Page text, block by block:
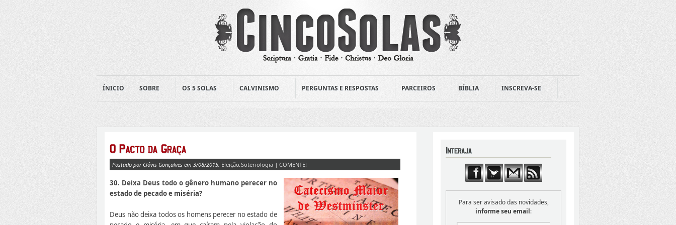
ÍNICIO SOBRE OS 5 SOLAS CALVINISMO PERGUNTAS E RESPOSTAS PARCEIROS BÍBLIA INSCREVA-SE
Para ser avisado das novidades,
informe seu email:
Postado por Clóvis Gonçalves em 3/08/2015. Eleição,Soteriologia | COMENTE!
30. Deixa Deus todo o gênero humano perecer no
estado de pecado e miséria?
Deus não deixa todos os homens perecer no estado de